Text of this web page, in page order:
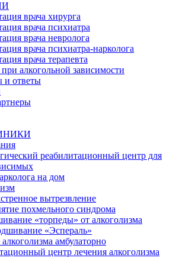
врача хирурга
врача психиатра
врача невролога
врача психиатра-нарколога
врача терапевта
алкогольной зависимости
и ответы
реабилитационный центр для
на дом
вытрезвление
похмельного синдрома
«торпеды» от алкоголизма
«Эспераль»
амбулаторно
центр лечения алкоголизма